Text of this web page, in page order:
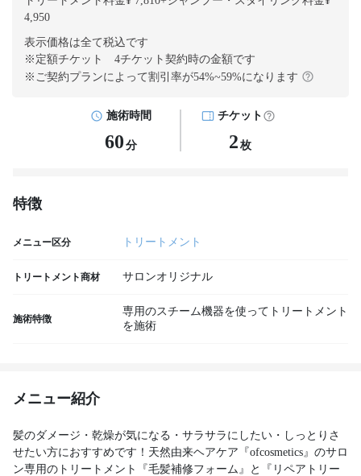
4,950
表示価格は全て税込です
※定額チケット 4チケット契約時の金額です
※ご契約プランによって割引率が54%~59%になります
施術時間
60 分
チケット
2 枚
特徴
メニュー区分 トリートメント
トリートメント商材 サロンオリジナル
施術特徴
専用のスチーム機器を使ってトリートメント
を施術
メニュー紹介
髪のダメージ・乾燥が気になる・サラサラにしたい・しっとりさ
せたい方におすすめです！天然由来ヘアケア『ofcosmetics』のサロ
ン専用のトリートメント『毛髪補修フォーム』と『リペアトリー